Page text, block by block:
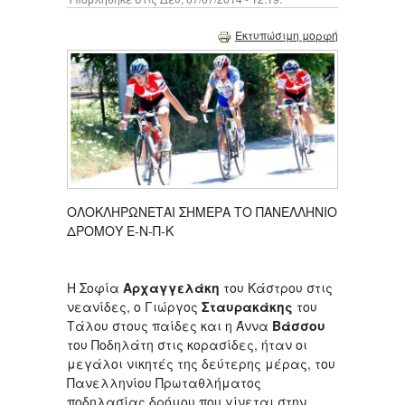
Εκτυπώσιμη μορφή
ΟΛΟΚΛΗΡΩΝΕΤΑΙ ΣΗΜΕΡΑ ΤΟ ΠΑΝΕΛΛΗΝΙΟ
ΔΡΟΜΟΥ Ε-Ν-Π-Κ
Η Σοφία Αρχαγγελάκη του Κάστρου στις
νεανίδες, ο Γιώργος Σταυρακάκης του
Τάλου στους παίδες και η Άννα Βάσσου
του Ποδηλάτη στις κορασίδες, ήταν οι
μεγάλοι νικητές της δεύτερης μέρας, του
Πανελληνίου Πρωταθλήματος